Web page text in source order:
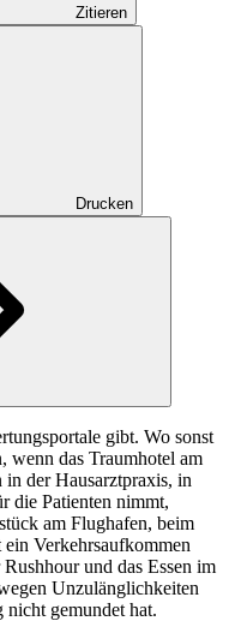
Zitieren
Drucken
gibt. Wo sonst
wenn das Traumhotel am
der Hausarztpraxis, in
die Patienten nimmt,
am Flughafen, beim
Verkehrsaufkommen
und das Essen im
Unzulänglichkeiten
gemundet hat.